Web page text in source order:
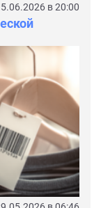
в 20:00